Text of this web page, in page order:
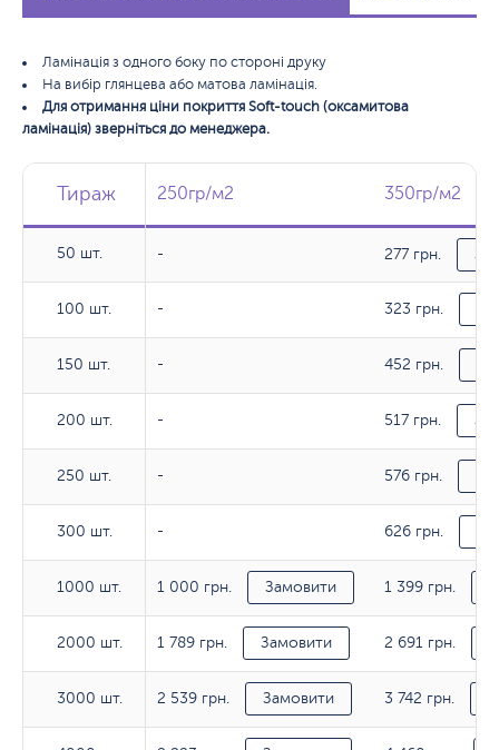
Ламінація з одного боку по стороні друку
На вибір глянцева або матова ламінація.
Для отримання ціни покриття Soft-touch (оксамитова
ламінація) зверніться до менеджера.
Тираж
50 шт.
100 шт.
150 шт.
200 шт.
250 шт.
300 шт.
1000 шт.
2000 шт.
3000 шт.
Тираж 250гр/м2 350гр/м2
Тираж 250гр/м2 350гр/м2
50 шт. - 277 грн.
100 шт. - 323 грн.
150 шт. - 452 грн.
200 шт. - 517 грн.
250 шт. - 576 грн.
300 шт. - 626 грн.
1000 шт. 1 000 грн. Замовити 1 399 грн.
2000 шт. 1 789 грн. Замовити 2 691 грн.
3000 шт. 2 539 грн. Замовити 3 742 грн.